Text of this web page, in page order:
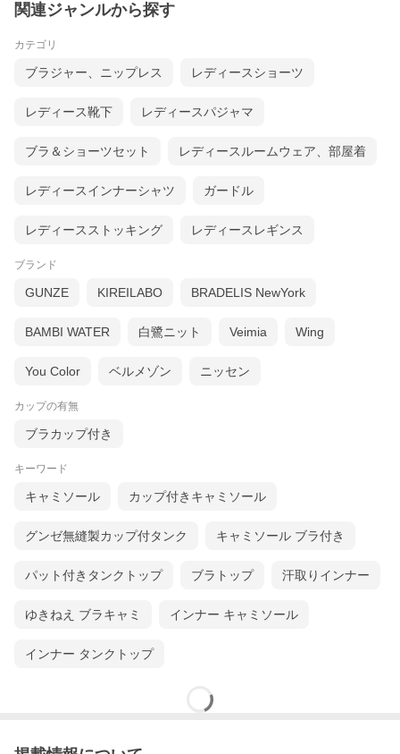
関連ジャンルから探す
カテゴリ
ブラジャー、ニップレス レディースショーツ
レディース靴下 レディースパジャマ
ブラ＆ショーツセット レディースルームウェア、部屋着
レディースインナーシャツ ガードル
レディースストッキング レディースレギンス
ブランド
GUNZE KIREILABO BRADELIS NewYork
BAMBI WATER 白鷺ニット Veimia Wing
You Color ベルメゾン ニッセン
カップの有無
ブラカップ付き
キーワード
キャミソール カップ付きキャミソール
グンゼ無縫製カップ付タンク キャミソール ブラ付き
パット付きタンクトップ ブラトップ 汗取りインナー
ゆきねえ ブラキャミ インナー キャミソール
インナー タンクトップ